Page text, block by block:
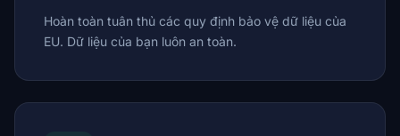
Hoàn toàn tuân thủ các quy định bảo vệ dữ liệu của
EU. Dữ liệu của bạn luôn an toàn.